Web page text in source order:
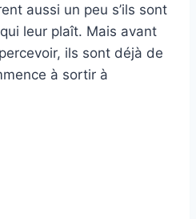
aussi un peu s’ils sont
leur plaît. Mais avant
ils sont déjà de
à sortir à